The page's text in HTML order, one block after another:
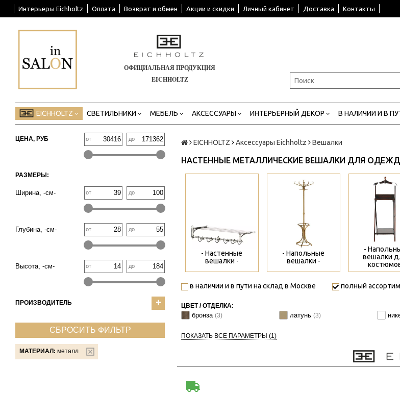
Интерьеры Eichholtz Оплата Возврат и обмен Акции и скидки Личный кабинет Доставка Контакты
ОФИЦИАЛЬНАЯ ПРОДУКЦИЯ
EICHHOLTZ
EICHHOLTZ СВЕТИЛЬНИКИ МЕБЕЛЬ АКСЕССУАРЫ ИНТЕРЬЕРНЫЙ ДЕКОР В НАЛИЧИИ И В
ЦЕНА, РУБ от до
РАЗМЕРЫ:
Ширина, -см- от до
Глубина, -см- от до
Высота, -см- от до
ПРОИЗВОДИТЕЛЬ
СБРОСИТЬ ФИЛЬТР
МАТЕРИАЛ: металл
EICHHOLTZ Аксессуары Eichholtz Вешалки
НАСТЕННЫЕ МЕТАЛЛИЧЕСКИЕ ВЕШАЛКИ ДЛЯ
- Настенные
вешалки -
>
- Напольные
вешалки -
>
-
вешалки
в наличии и в пути на склад в Москве полный
ЦВЕТ / ОТДЕЛКА:
бронза (3) латунь (3)
ПОКАЗАТЬ ВСЕ ПАРАМЕТРЫ (1)